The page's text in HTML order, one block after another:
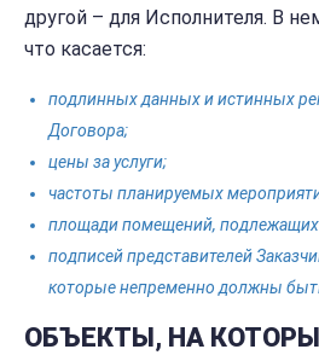
другой – для Исполнителя. В
что касается:
подлинных данных и истинных
Договора;
цены за услуги;
частоты планируемых
площади помещений, подлежащих
подписей представителей
которые непременно должны
ОБЪЕКТЫ, НА